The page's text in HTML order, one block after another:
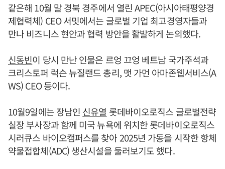
같은해 10월 말 경북 경주에서 열린 APEC(아시아태평양경
제협력체) CEO 서밋에서는 글로벌 기업 최고경영자들과
만나 비즈니스 현안과 협력 방안을 활발하게 논의했다.
신동빈이 당시 만난 인물은 르엉 끄엉 베트남 국가주석과
크리스토퍼 럭슨 뉴질랜드 총리, 맷 가먼 아마존웹서비스(A
WS) CEO 등이다.
10월9일에는 장남인 신유열 롯데바이오로직스 글로벌전략
실장 부사장과 함께 미국 뉴욕에 위치한 롯데바이오로직스
시러큐스 바이오캠퍼스를 찾아 2025년 가동을 시작한 항체
약물접합체(ADC) 생산시설을 둘러보기도 했다.